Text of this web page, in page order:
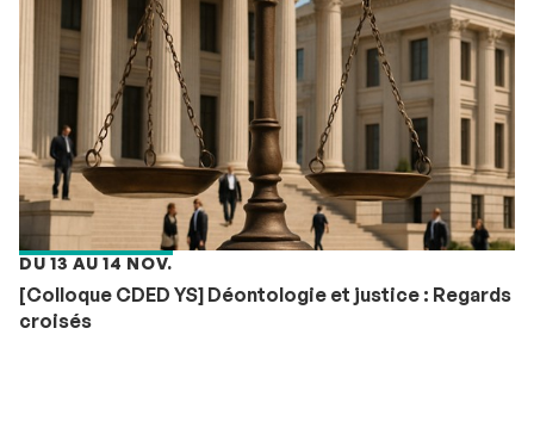
DU 13 AU 14 NOV.
[Colloque CDED YS] Déontologie et justice : Regards
croisés